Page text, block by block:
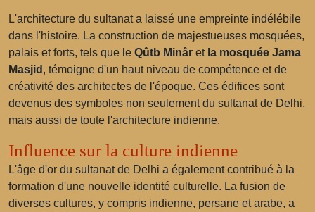
L'architecture du sultanat a laissé une empreinte indélébile
dans l'histoire. La construction de majestueuses mosquées,
palais et forts, tels que le Qûtb Minâr et la mosquée Jama
Masjid , témoigne d'un haut niveau de compétence et de
créativité des architectes de l'époque. Ces édifices sont
devenus des symboles non seulement du sultanat de Delhi,
mais aussi de toute l'architecture indienne.
Influence sur la culture indienne
L'âge d'or du sultanat de Delhi a également contribué à la
formation d'une nouvelle identité culturelle. La fusion de
diverses cultures, y compris indienne, persane et arabe, a